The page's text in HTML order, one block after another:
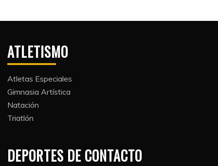
ATLETISMO
Atletas Especiales
Gimnasia Artística
Natación​
Triatlón​
DEPORTES DE CONTACTO